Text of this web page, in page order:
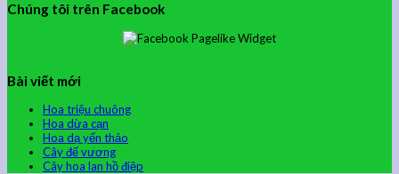
Chúng tôi trên Facebook
Bài viết mới
Hoa triệu chuông
Hoa dừa cạn
Hoa dạ yến thảo
Cây đế vương
Cây hoa lan hồ điệp